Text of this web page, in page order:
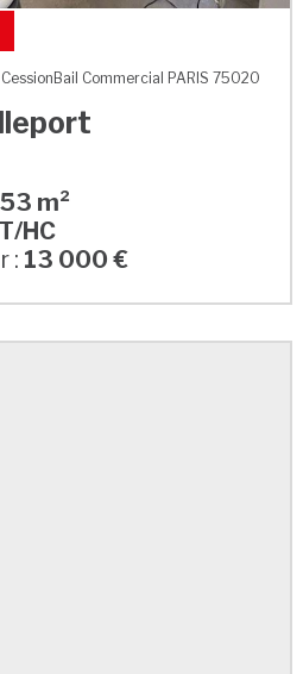
Commercial PARIS 75020
53 m²
HC
: 13 000 €